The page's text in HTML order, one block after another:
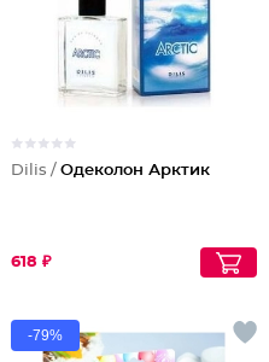
Dilis / Одеколон Арктик
618 ₽
-79%